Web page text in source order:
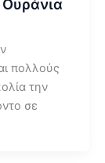
πολλούς
την
σε